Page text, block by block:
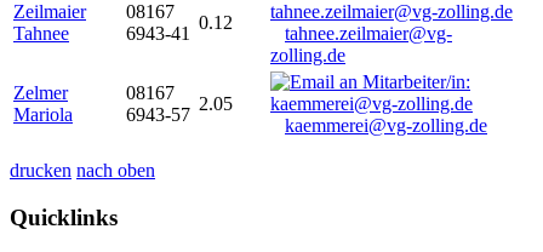
Zeilmaier
Tahnee
08167
6943-41
0.12
tahnee.zeilmaier@vg-
zolling.de
Zelmer
Mariola
08167
6943-57
2.05
kaemmerei@vg-zolling.de
drucken nach oben
Quicklinks